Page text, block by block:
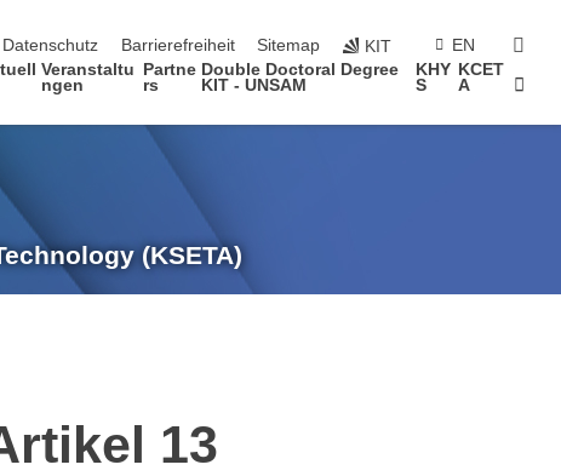
Datenschutz Barrierefreiheit Sitemap KIT EN
Veranstaltu
ngen
Partne
rs
Double Doctoral Degree
KIT - UNSAM
KHY
S
KCET
A
(KSETA)
13